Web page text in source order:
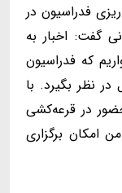
فدراسیون در
گفت: اخبار به
که فدراسیون
نظر بگیرد. با
در قرعه‌کشی
امکان برگزاری